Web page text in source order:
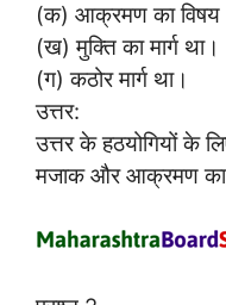
(क) आक्रमण का विषय
(ख) मुक्ति का मार्ग था।
(ग) कठोर मार्ग था।
उत्तर:
उत्तर के हठयोगियों के
मजाक और आक्रमण का